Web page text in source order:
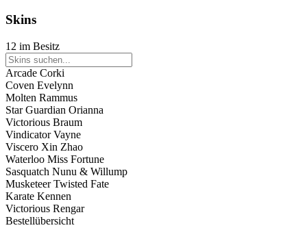
Graves
Hecarim
Irelia
Janna
Jarvan IV
Jax
Jayce
Jhin
Kai'Sa
Karthus
Kassadin
Katarina
Kayn
Kindred
LeBlanc
Lee Sin
Leona
Skins
12 im Besitz
Arcade Corki
Coven Evelynn
Molten Rammus
Star Guardian Orianna
Victorious Braum
Vindicator Vayne
Viscero Xin Zhao
Waterloo Miss Fortune
Sasquatch Nunu & Willump
Musketeer Twisted Fate
Karate Kennen
Victorious Rengar
Bestellübersicht